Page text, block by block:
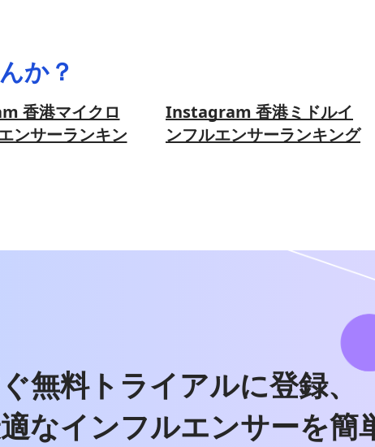
か？
香港マイクロ
ンサーランキン
Instagram 香港ミドルイ
ンフルエンサーランキング
無料トライアルに登録、
なインフルエンサーを簡